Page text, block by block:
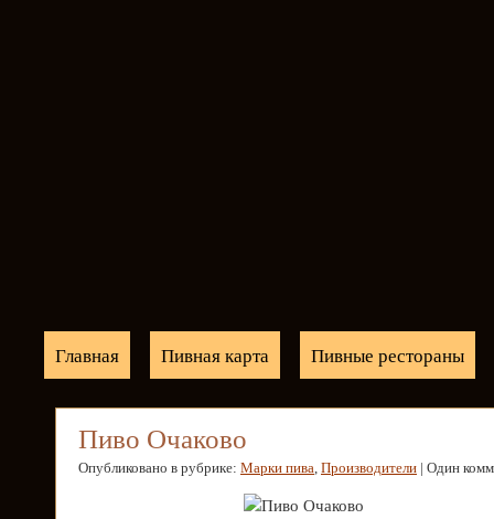
Главная Пивная карта Пивные рестораны
Пиво Очаково
Опубликовано в рубрике: Марки пива, Производители | Один